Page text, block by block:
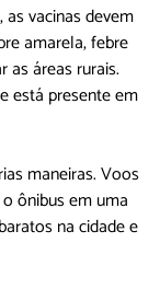
vacinas devem
amarela, febre
as áreas rurais.
está presente em
maneiras. Voos
ônibus em uma
na cidade e